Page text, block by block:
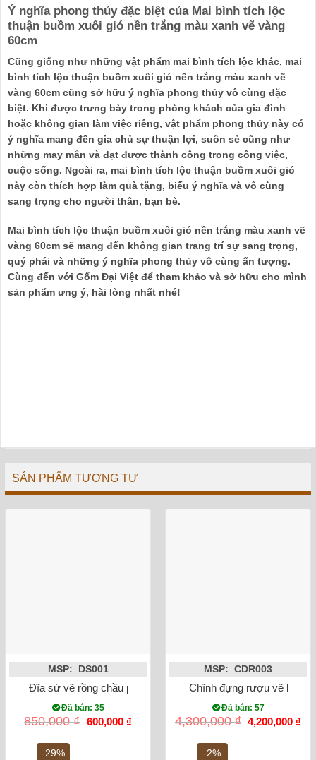
Ý nghĩa phong thủy đặc biệt của Mai bình tích lộc
thuận buồm xuôi gió nền trắng màu xanh vẽ vàng
60cm
Cũng giống như những vật phẩm mai bình tích lộc khác, mai
bình tích lộc thuận buồm xuôi gió nền trắng màu xanh vẽ
vàng 60cm cũng sở hữu ý nghĩa phong thủy vô cùng đặc
biệt. Khi được trưng bày trong phòng khách của gia đình
hoặc không gian làm việc riêng, vật phẩm phong thủy này có
ý nghĩa mang đến gia chủ sự thuận lợi, suôn sẻ cũng như
những may mắn và đạt được thành công trong công việc,
cuộc sống. Ngoài ra, mai bình tích lộc thuận buồm xuôi gió
này còn thích hợp làm quà tặng, biếu ý nghĩa và vô cùng
sang trọng cho người thân, bạn bè.
Mai bình tích lộc thuận buồm xuôi gió nền trắng màu xanh vẽ
vàng 60cm sẽ mang đến không gian trang trí sự sang trọng,
quý phái và những ý nghĩa phong thủy vô cùng ấn tượng.
Cùng đến với Gốm Đại Việt để tham khảo và sở hữu cho mình
sản phẩm ưng ý, hài lòng nhất nhé!
SẢN PHẨM TƯƠNG TỰ
-29%
MSP: DS001
Đĩa sứ vẽ rồng chầu phi 36
Đã bán: 35
850,000₫ Giá
600,000 ₫Giá
-2%
MSP: CDR003
Chĩnh đựng rượu vẽ bách
Đã bán: 57
4,300,000₫ Giá
gốc
4,200,000 ₫